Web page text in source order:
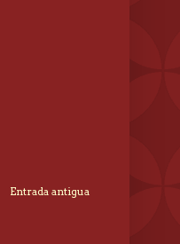
Entrada antigua